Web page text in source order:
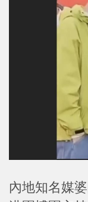
內地知名媒